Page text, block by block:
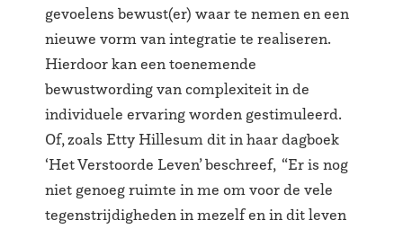
gevoelens bewust(er) waar te nemen en een
nieuwe vorm van integratie te realiseren.
Hierdoor kan een toenemende
bewustwording van complexiteit in de
individuele ervaring worden gestimuleerd.
Of, zoals Etty Hillesum dit in haar dagboek
‘Het Verstoorde Leven’ beschreef, “Er is nog
niet genoeg ruimte in me om voor de vele
tegenstrijdigheden in mezelf en in dit leven